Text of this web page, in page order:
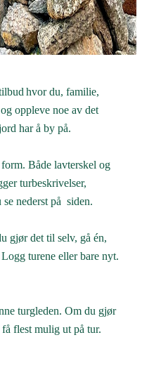
hvor du, familie,
oppleve noe av det
har å by på.
Både lavterskel og
turbeskrivelser,
nederst på siden.
gjør det til selv, gå én,
turene eller bare nyt.
turgleden. Om du gjør
flest mulig ut på tur.